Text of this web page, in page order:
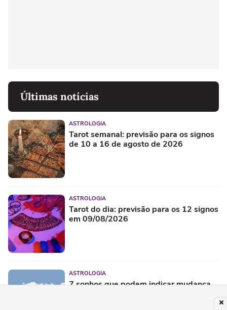
Últimas notícias
ASTROLOGIA
Tarot semanal: previsão para os signos
de 10 a 16 de agosto de 2026
ASTROLOGIA
Tarot do dia: previsão para os 12 signos
em 09/08/2026
ASTROLOGIA
7 sonhos que podem indicar mudança